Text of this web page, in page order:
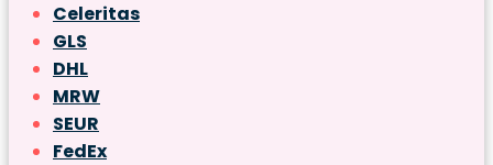
Celeritas
GLS
DHL
MRW
SEUR
FedEx